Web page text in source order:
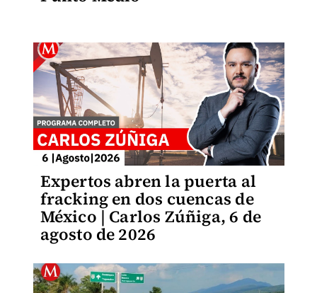
Expertos abren la puerta al
fracking en dos cuencas de
México | Carlos Zúñiga, 6 de
agosto de 2026